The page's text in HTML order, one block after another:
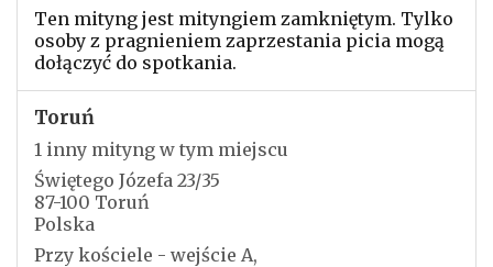
Ten mityng jest mityngiem zamkniętym. Tylko
osoby z pragnieniem zaprzestania picia mogą
dołączyć do spotkania.
Toruń
1 inny mityng w tym miejscu
Świętego Józefa 23/35
87-100 Toruń
Polska
Przy kościele - wejście A,